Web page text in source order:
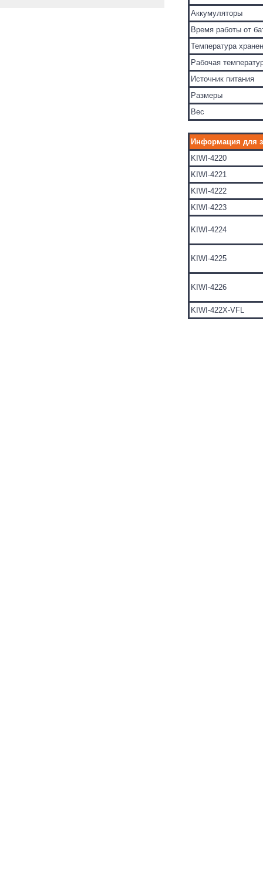
Аккумуляторы
Время работы от
Температура
Рабочая
Источник питания
Размеры
Вес
Информация для
KIWI-4220
KIWI-4221
KIWI-4222
KIWI-4223
KIWI-4224
KIWI-4225
KIWI-4226
KIWI-422X-VFL